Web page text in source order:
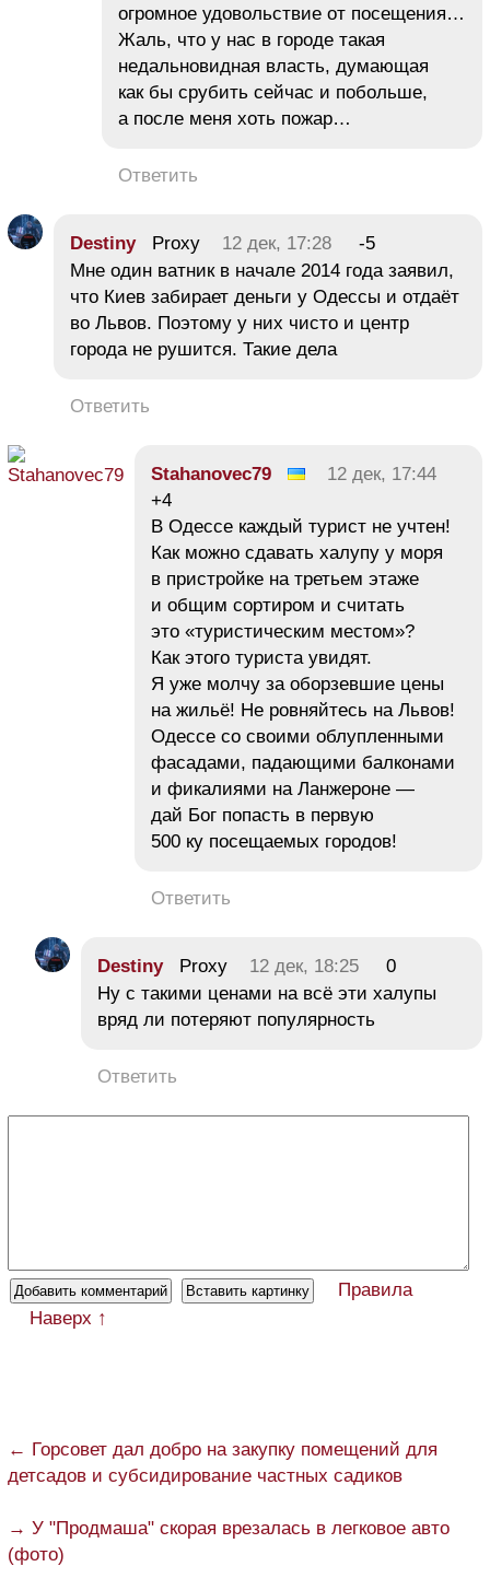
огромное удовольствие от посещения…
Жаль, что у нас в городе такая
недальновидная власть, думающая
как бы срубить сейчас и побольше,
а после меня хоть пожар…
Ответить
DestinyProxy 12 дек, 17:28
-5
Мне один ватник в начале 2014 года заявил,
что Киев забирает деньги у Одессы и отдаёт
во Львов. Поэтому у них чисто и центр
города не рушится. Такие дела
Ответить
Stahanovec79
12 дек, 17:44
+4
В Одессе каждый турист не учтен!
Как можно сдавать халупу у моря
в пристройке на третьем этаже
и общим сортиром и считать
это «туристическим местом»?
Как этого туриста увидят.
Я уже молчу за оборзевшие цены
на жильё! Не ровняйтесь на Львов!
Одессе со своими облупленными
фасадами, падающими балконами
и фикалиями на Ланжероне —
дай Бог попасть в первую
500 ку посещаемых городов!
Ответить
DestinyProxy 12 дек, 18:25
0
Ну с такими ценами на всё эти халупы
вряд ли потеряют популярность
Ответить
Правила
Наверх ↑
← Горсовет дал добро на закупку помещений для
детсадов и субсидирование частных садиков
→ У "Продмаша" скорая врезалась в легковое авто
(фото)